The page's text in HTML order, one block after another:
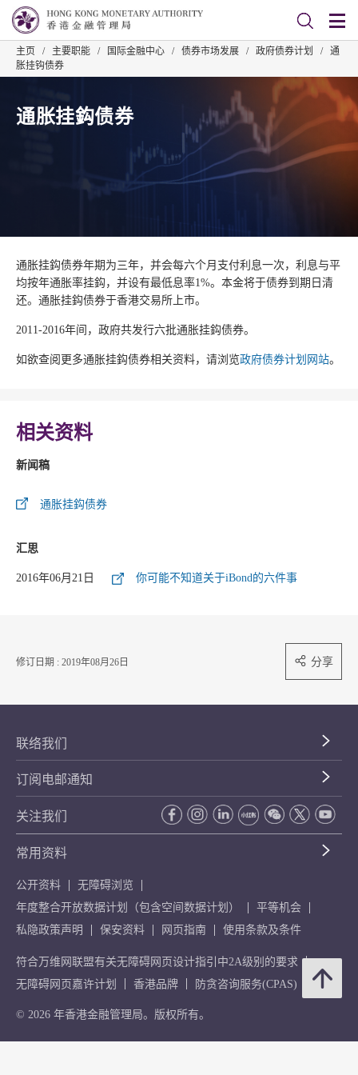
主页 / 主要职能 / 国际金融中心 / 债券市场发展 / 政府债券计划 /
通
胀挂钩债券
通胀挂鈎债券
通胀挂鈎债券年期为三年，并会每六个月支付利息一次，利息与平
均按年通胀率挂鈎，并设有最低息率1%。本金将于债券到期日清
还。通胀挂鈎债券于香港交易所上市。
2011-2016年间，政府共发行六批通胀挂鈎债券。
如欲查阅更多通胀挂鈎债券相关资料，请浏览政府债券计划网站。
相关资料
新闻稿
通胀挂鈎债券
汇思
2016年06月21日 你可能不知道关于iBond的六件事
修订日期 : 2019年08月26日 分享
联络我们
订阅电邮通知
关注我们
常用资料
公开资料
无障碍浏览
年度整合开放数据计划（包含空间数据计划）
平等机会
私隐政策声明
保安资料 网页指南 使用条款及条件
符合万维网联盟有关无障碍网页设计指引中2A级别的要求
无障碍网页嘉许计划
香港品牌 防贪咨询服务(CPAS)
© 2026 年香港金融管理局。版权所有。